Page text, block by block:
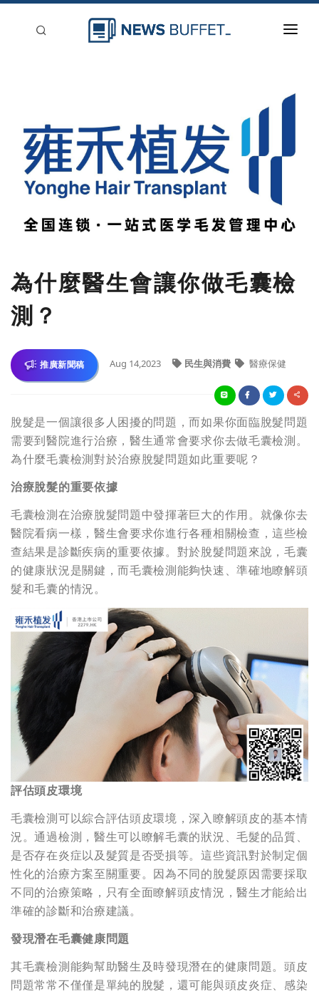
登入
刊登
為什麼醫生會讓你做毛囊檢
測？
推廣新聞稿 Aug 14,2023 民生與消費 醫療保健
脫髮是一個讓很多人困擾的問題，而如果你面臨脫髮問題
需要到醫院進行治療，醫生通常會要求你去做毛囊檢測。
為什麼毛囊檢測對於治療脫髮問題如此重要呢？
治療脫髮的重要依據
毛囊檢測在治療脫髮問題中發揮著巨大的作用。就像你去
醫院看病一樣，醫生會要求你進行各種相關檢查，這些檢
查結果是診斷疾病的重要依據。對於脫髮問題來說，毛囊
的健康狀況是關鍵，而毛囊檢測能夠快速、準確地瞭解頭
髮和毛囊的情況。
評估頭皮環境
毛囊檢測可以綜合評估頭皮環境，深入瞭解頭皮的基本情
況。通過檢測，醫生可以瞭解毛囊的狀況、毛髮的品質、
是否存在炎症以及髮質是否受損等。這些資訊對於制定個
性化的治療方案至關重要。因為不同的脫髮原因需要採取
不同的治療策略，只有全面瞭解頭皮情況，醫生才能給出
準確的診斷和治療建議。
發現潛在毛囊健康問題
其毛囊檢測能夠幫助醫生及時發現潛在的健康問題。頭皮
問題常常不僅僅是單純的脫髮，還可能與頭皮炎症、感染